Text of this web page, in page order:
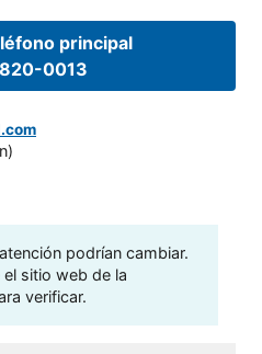
principal
0013
)
podrían cambiar.
sitio web de la
verificar.